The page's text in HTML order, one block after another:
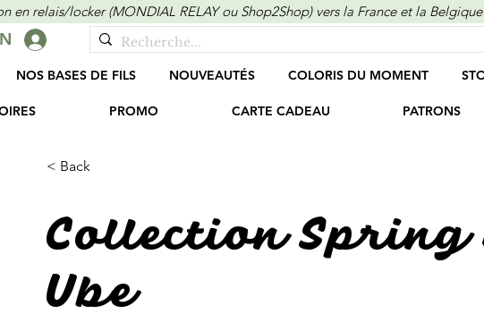
en relais/locker (MONDIAL RELAY ou Shop2Shop) vers la France et la
NOS BASES DE FILS NOUVEAUTÉS COLORIS DU MOMENT
PROMO CARTE CADEAU PATRONS
< Back
Collection
Ube